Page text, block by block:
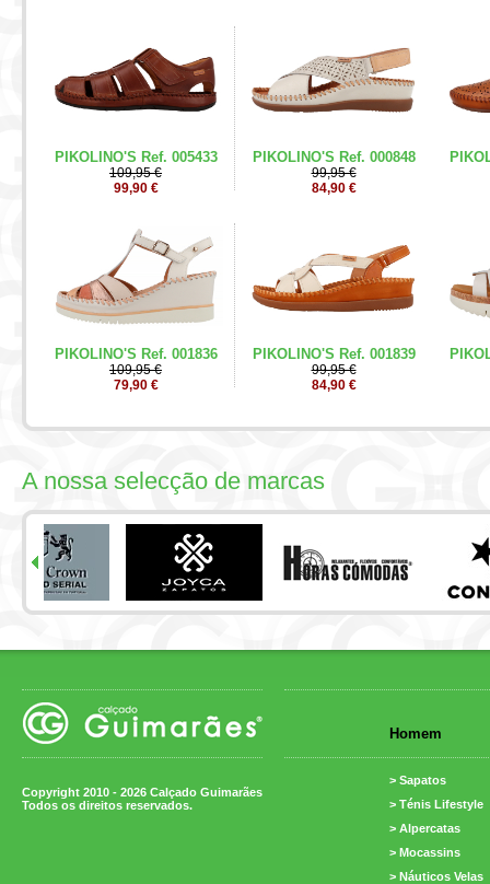
PIKOLINO'S Ref. 005433
109,95 €
99,90 €
PIKOLINO'S Ref. 000848
99,95 €
84,90 €
PIKOLINO'S Ref. 001836
109,95 €
79,90 €
PIKOLINO'S Ref. 001839
99,95 €
84,90 €
A nossa selecção de marcas
Copyright 2010 - 2026 Calçado Guimarães
Todos os direitos reservados.
Homem
> Sapatos
> Ténis Lifestyle
> Alpercatas
> Mocassins
> Náuticos Velas